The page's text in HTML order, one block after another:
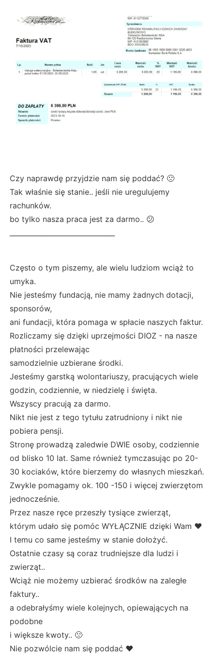
Czy naprawdę przyjdzie nam się poddać? 🙁
Tak właśnie się stanie.. jeśli nie uregulujemy
rachunków.
bo tylko nasza praca jest za darmo.. 😕
Często o tym piszemy, ale wielu ludziom wciąż to
umyka.
Nie jesteśmy fundacją, nie mamy żadnych dotacji,
sponsorów,
ani fundacji, która pomaga w spłacie naszych faktur.
Rozliczamy się dzięki uprzejmości DIOZ - na nasze
płatności przelewając
samodzielnie uzbierane środki.
Jesteśmy garstką wolontariuszy, pracujących wiele
godzin, codziennie, w niedzielę i święta.
Wszyscy pracują za darmo.
Nikt nie jest z tego tytułu zatrudniony i nikt nie
pobiera pensji.
Stronę prowadzą zaledwie DWIE osoby, codziennie
od blisko 10 lat. Same również tymczasując po 20-
30 kociaków, które bierzemy do własnych mieszkań.
Zwykle pomagamy ok. 100 -150 i więcej zwierzętom
jednocześnie.
Przez nasze ręce przeszły tysiące zwierząt,
którym udało się pomóc WYŁĄCZNIE dzięki Wam ❤
I temu co same jesteśmy w stanie dołożyć.
Ostatnie czasy są coraz trudniejsze dla ludzi i
zwierząt..
Wciąż nie możemy uzbierać środków na zaległe
faktury..
a odebrałyśmy wiele kolejnych, opiewających na
podobne
i większe kwoty.. 🙁
Nie pozwólcie nam się poddać ❤